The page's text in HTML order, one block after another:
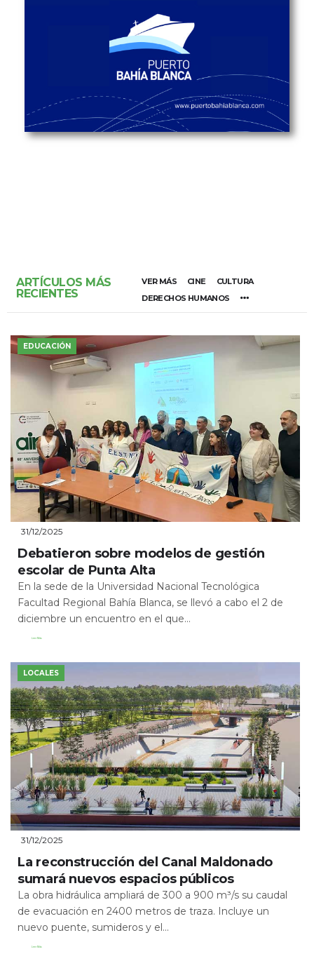
ARTÍCULOS MÁS
RECIENTES
VER MÁS CINE
CULTURA
DERECHOS HUMANOS
EDUCACIÓN
31/12/2025
Debatieron sobre modelos de gestión
escolar de Punta Alta
En la sede de la Universidad Nacional Tecnológica
Facultad Regional Bahía Blanca, se llevó a cabo el 2 de
diciembre un encuentro en el que...
Leer Más
LOCALES
31/12/2025
La reconstrucción del Canal Maldonado
sumará nuevos espacios públicos
La obra hidráulica ampliará de 300 a 900 m³/s su caudal
de evacuación en 2400 metros de traza. Incluye un
nuevo puente, sumideros y el...
Leer Más